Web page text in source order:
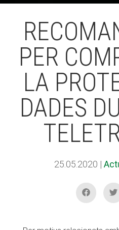
PER
LA
DADES
25.05.2020 |
ACCIÓ
SUPORT
ACCIÓ
SUPORT